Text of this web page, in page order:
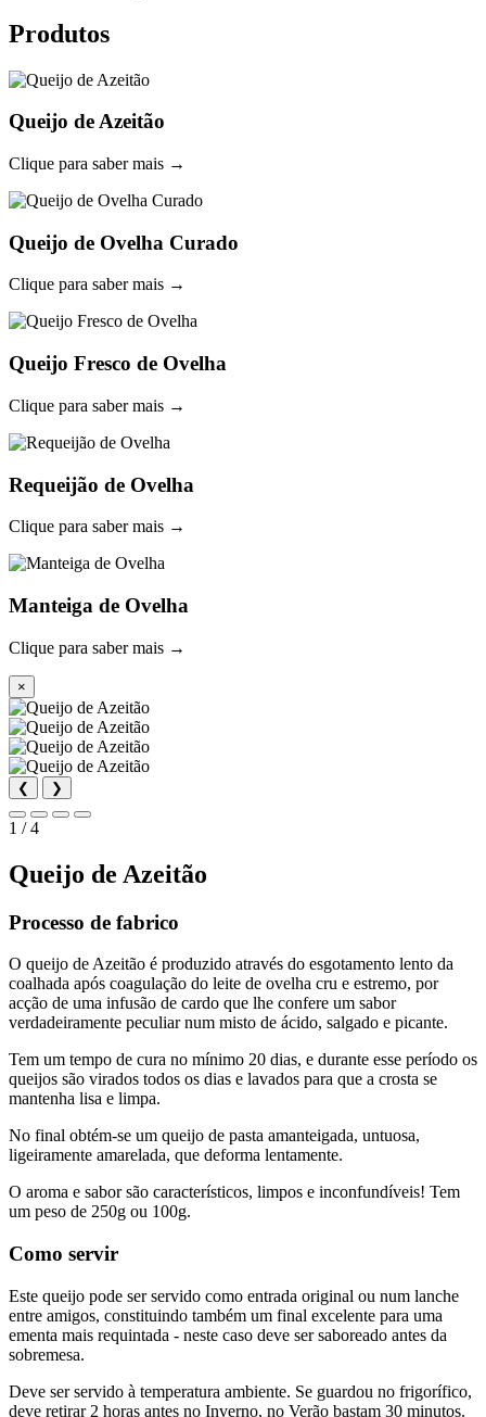
Produtos
Queijo de Azeitão
Clique para saber mais →
Queijo de Ovelha Curado
Clique para saber mais →
Queijo Fresco de Ovelha
Clique para saber mais →
Requeijão de Ovelha
Clique para saber mais →
Manteiga de Ovelha
Clique para saber mais →
×
❮ ❯
1 / 4
Queijo de Azeitão
Processo de fabrico
O queijo de Azeitão é produzido através do esgotamento lento da
coalhada após coagulação do leite de ovelha cru e estremo, por
acção de uma infusão de cardo que lhe confere um sabor
verdadeiramente peculiar num misto de ácido, salgado e picante.
Tem um tempo de cura no mínimo 20 dias, e durante esse período os
queijos são virados todos os dias e lavados para que a crosta se
mantenha lisa e limpa.
No final obtém-se um queijo de pasta amanteigada, untuosa,
ligeiramente amarelada, que deforma lentamente.
O aroma e sabor são característicos, limpos e inconfundíveis! Tem
um peso de 250g ou 100g.
Como servir
Este queijo pode ser servido como entrada original ou num lanche
entre amigos, constituindo também um final excelente para uma
ementa mais requintada - neste caso deve ser saboreado antes da
sobremesa.
Deve ser servido à temperatura ambiente. Se guardou no frigorífico,
deve retirar 2 horas antes no Inverno, no Verão bastam 30 minutos.